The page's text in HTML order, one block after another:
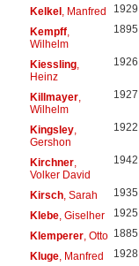
Kelkel, Manfred 1929
Kempff,
Wilhelm
1895
Kiessling,
Heinz
1926
Killmayer,
Wilhelm
1927
Kingsley,
Gershon
1922
Kirchner,
Volker David
1942
Kirsch, Sarah 1935
Klebe, Giselher 1925
Klemperer, Otto 1885
Kluge, Manfred 1928